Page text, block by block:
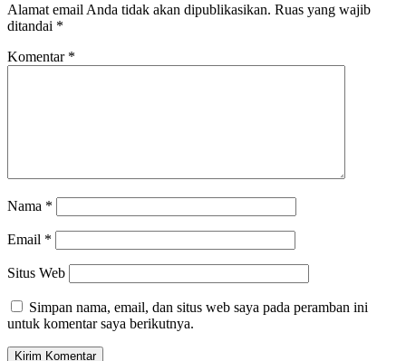
Alamat email Anda tidak akan dipublikasikan. Ruas yang wajib
ditandai *
Komentar *
Nama *
Email *
Situs Web
Simpan nama, email, dan situs web saya pada peramban ini
untuk komentar saya berikutnya.